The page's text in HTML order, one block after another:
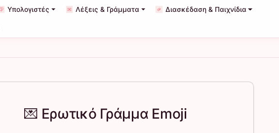
Υπολογιστές Λέξεις & Γράμματα Διασκέδαση & Παιχνίδια
💌 Ερωτικό Γράμμα Emoji